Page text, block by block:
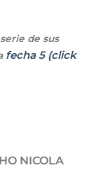
de sus
fecha 5 (click
NICOLA